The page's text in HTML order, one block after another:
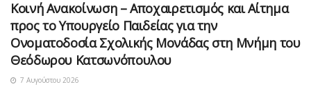
Κοινή Ανακοίνωση – Αποχαιρετισμός και Αίτημα
προς το Υπουργείο Παιδείας για την
Ονοματοδοσία Σχολικής Μονάδας στη Μνήμη του
Θεόδωρου Κατσωνόπουλου
7 Αυγούστου 2026